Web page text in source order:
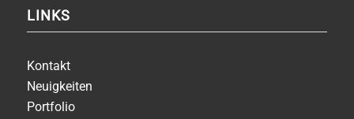
LINKS
Kontakt
Neuigkeiten
Portfolio